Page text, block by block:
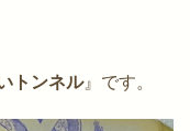
トンネル』です。